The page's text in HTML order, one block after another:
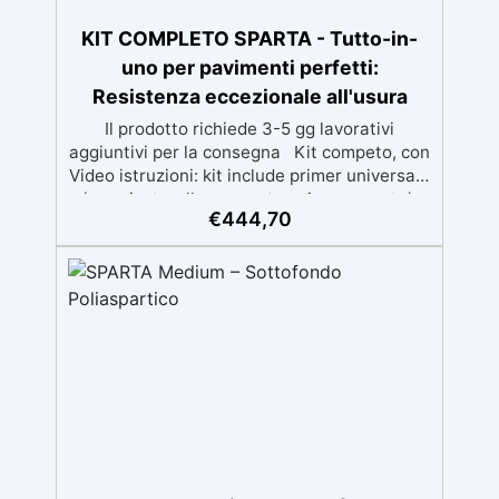
KIT COMPLETO SPARTA - Tutto-in-
uno per pavimenti perfetti:
Resistenza eccezionale all'usura
Il prodotto richiede 3-5 gg lavorativi
aggiuntivi per la consegna Kit competo, con
Video istruzioni: kit include primer universale
(per piasterelle, cemento, microcemento)
resina rivestimento antigraffio, pronto
all'uso! Massima resistenza all'usura: il
sistema poliaspartico SPARTA offre una
protezione eccezionale contro graffi, agenti
chimici e carichi pesanti, ideale per ambienti
€444,70